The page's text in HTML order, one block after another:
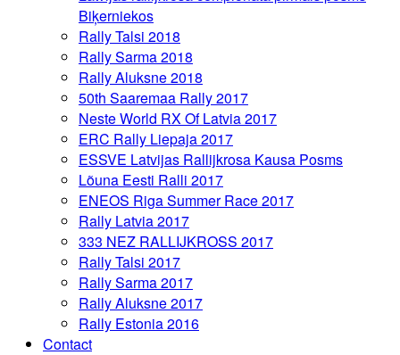
Biķerniekos
Rally Talsi 2018
Rally Sarma 2018
Rally Aluksne 2018
50th Saaremaa Rally 2017
Neste World RX Of Latvia 2017
ERC Rally Liepaja 2017
ESSVE Latvijas Rallijkrosa Kausa Posms
Lõuna Eesti Ralli 2017
ENEOS Riga Summer Race 2017
Rally Latvia 2017
333 NEZ RALLIJKROSS 2017
Rally Talsi 2017
Rally Sarma 2017
Rally Aluksne 2017
Rally Estonia 2016
Contact